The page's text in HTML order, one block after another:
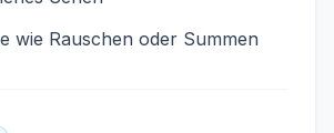
wie Rauschen oder Summen